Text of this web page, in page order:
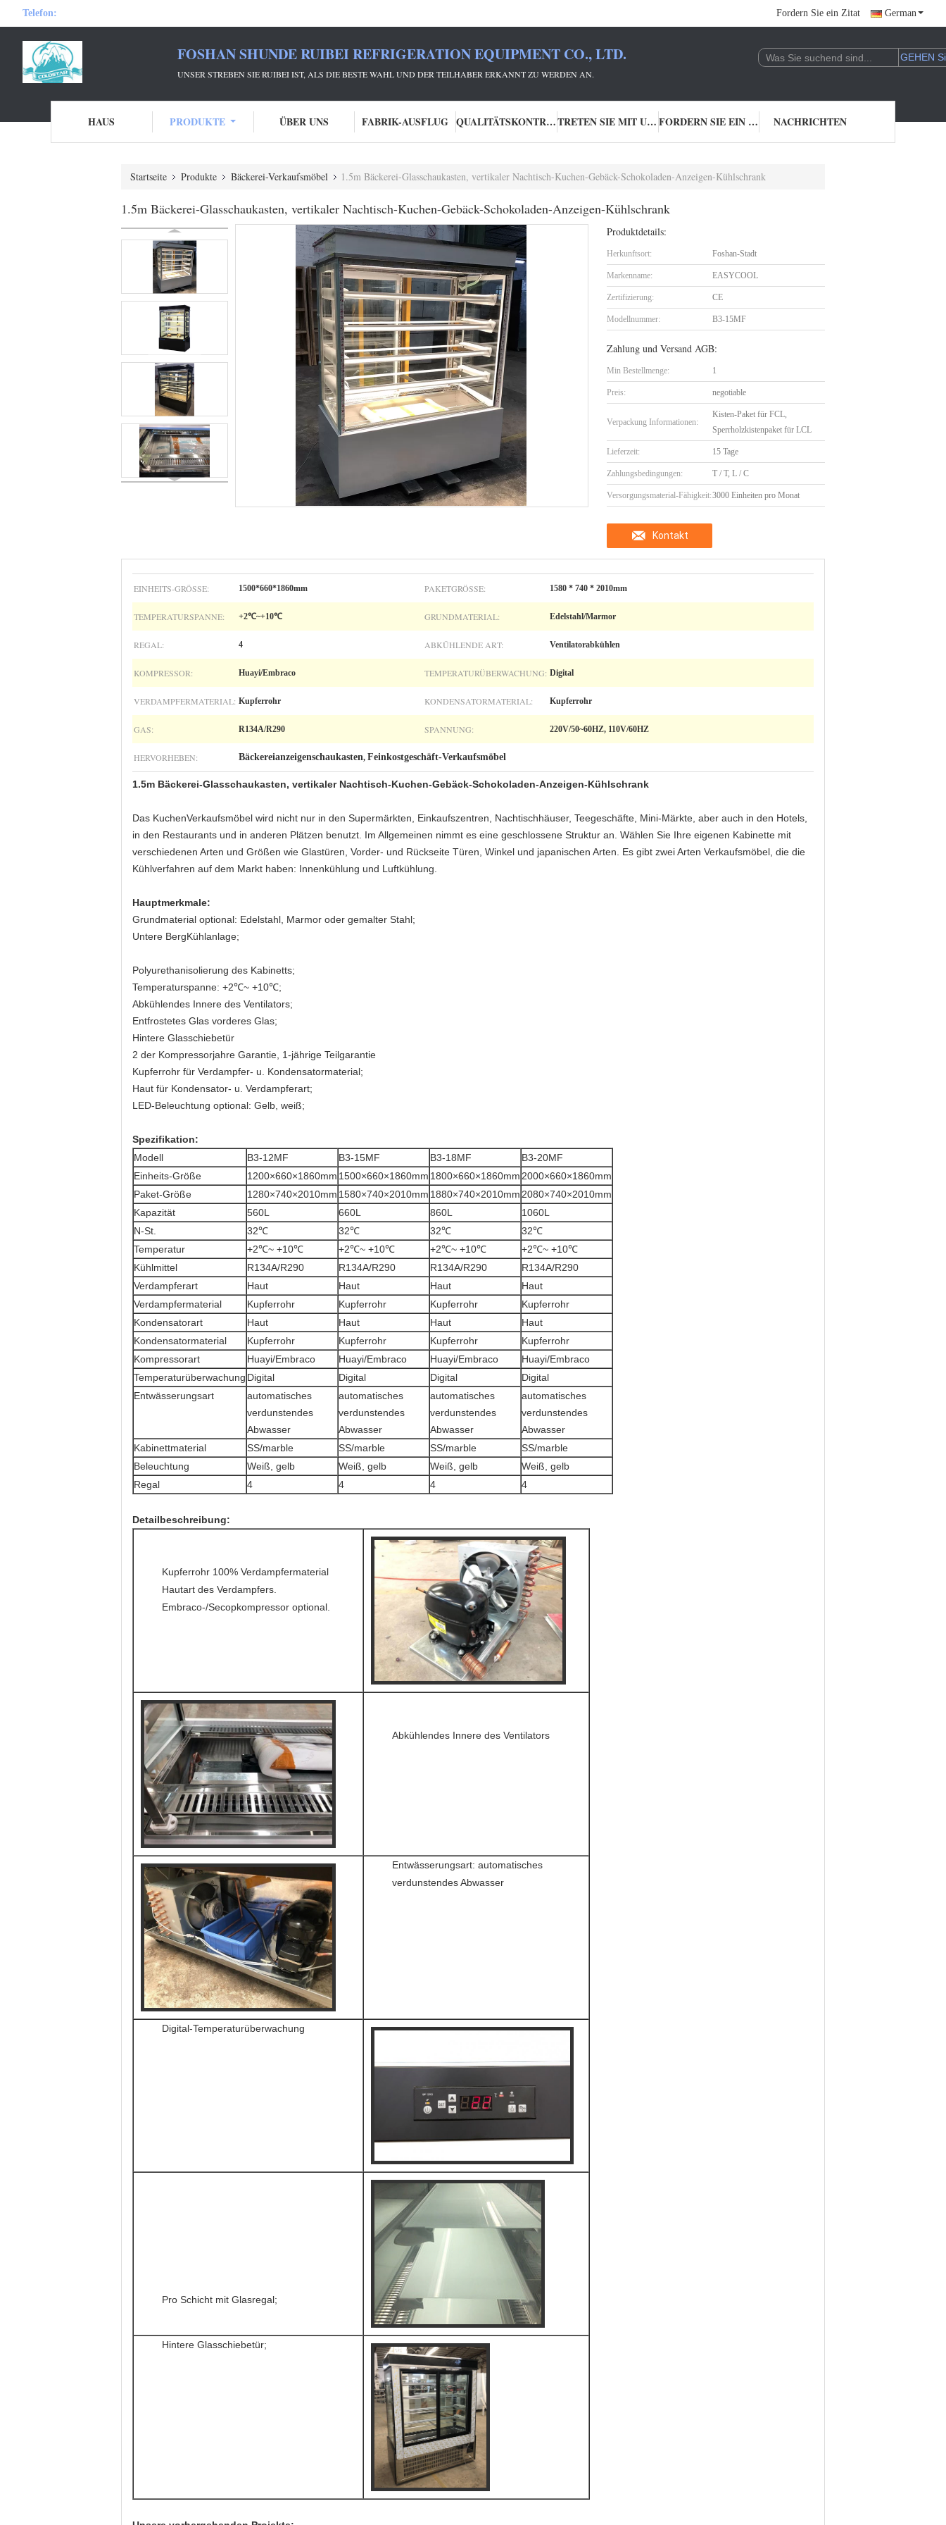
Telefon: Fordern Sie ein Zitat German
FOSHAN SHUNDE RUIBEI REFRIGERATION EQUIPMENT CO., LTD.
UNSER STREBEN SIE RUIBEI IST, ALS DIE BESTE WAHL UND DER TEILHABER ERKANNT ZU WERDEN AN.
HAUS PRODUKTE ÜBER UNS FABRIK-AUSFLUG QUALITÄTSKONTROLLE TRETEN SIE MIT UNS IN VERBINDUNG FORDERN SIE EIN ZITAT NACHRICHTEN
Startseite Produkte Bäckerei-Verkaufsmöbel 1.5m Bäckerei-Glasschaukasten, vertikaler Nachtisch-Kuchen-Gebäck-Schokoladen-Anzeigen-Kühlschrank
1.5m Bäckerei-Glasschaukasten, vertikaler Nachtisch-Kuchen-Gebäck-Schokoladen-Anzeigen-Kühlschrank
Produktdetails:
Herkunftsort: Foshan-Stadt
Markenname: EASYCOOL
Zertifizierung: CE
Modellnummer: B3-15MF
Zahlung und Versand AGB:
Min Bestellmenge: 1
Preis: negotiable
Verpackung Informationen:
Kisten-Paket für FCL,
Sperrholzkistenpaket für LCL
Lieferzeit: 15 Tage
Zahlungsbedingungen: T / T, L / C
Versorgungsmaterial-Fähigkeit:3000 Einheiten pro Monat
Kontakt
EINHEITS-GRÖSSE: 1500*660*1860mm PAKETGRÖSSE: 1580 * 740 * 2010mm
TEMPERATURSPANNE: +2℃~+10℃ GRUNDMATERIAL: Edelstahl/Marmor
REGAL: 4 ABKÜHLENDE ART: Ventilatorabkühlen
KOMPRESSOR: Huayi/Embraco TEMPERATURÜBERWACHUNG: Digital
VERDAMPFERMATERIAL: Kupferrohr KONDENSATORMATERIAL: Kupferrohr
GAS: R134A/R290 SPANNUNG: 220V/50~60HZ, 110V/60HZ
HERVORHEBEN: Bäckereianzeigenschaukasten, Feinkostgeschäft-Verkaufsmöbel
1.5m Bäckerei-Glasschaukasten, vertikaler Nachtisch-Kuchen-Gebäck-Schokoladen-Anzeigen-Kühlschrank
Das KuchenVerkaufsmöbel wird nicht nur in den Supermärkten, Einkaufszentren, Nachtischhäuser, Teegeschäfte, Mini-Märkte, aber auch in den Hotels,
in den Restaurants und in anderen Plätzen benutzt. Im Allgemeinen nimmt es eine geschlossene Struktur an. Wählen Sie Ihre eigenen Kabinette mit
verschiedenen Arten und Größen wie Glastüren, Vorder- und Rückseite Türen, Winkel und japanischen Arten. Es gibt zwei Arten Verkaufsmöbel, die die
Kühlverfahren auf dem Markt haben: Innenkühlung und Luftkühlung.
Hauptmerkmale:
Grundmaterial optional: Edelstahl, Marmor oder gemalter Stahl;
Untere BergKühlanlage;
Polyurethanisolierung des Kabinetts;
Temperaturspanne: +2℃~ +10℃;
Abkühlendes Innere des Ventilators;
Entfrostetes Glas vorderes Glas;
Hintere Glasschiebetür
2 der Kompressorjahre Garantie, 1-jährige Teilgarantie
Kupferrohr für Verdampfer- u. Kondensatormaterial;
Haut für Kondensator- u. Verdampferart;
LED-Beleuchtung optional: Gelb, weiß;
Spezifikation:
Modell
B3-12MF B3-15MF B3-18MF
B3-20MF
Einheits-Größe
1200×660×1860mm 1500×660×1860mm 1800×660×1860mm 2000×660×1860mm
Paket-Größe
1280×740×2010mm 1580×740×2010mm 1880×740×2010mm 2080×740×2010mm
Kapazität
560L 660L 860L
1060L
N-St.
32℃ 32℃ 32℃
32℃
Temperatur
+2℃~ +10℃ +2℃~ +10℃ +2℃~ +10℃
+2℃~ +10℃
Kühlmittel
R134A/R290 R134A/R290 R134A/R290
R134A/R290
Verdampferart
Haut Haut Haut
Haut
Verdampfermaterial
Kupferrohr Kupferrohr Kupferrohr
Kupferrohr
Kondensatorart
Haut Haut Haut
Haut
Kondensatormaterial
Kupferrohr Kupferrohr Kupferrohr
Kupferrohr
Kompressorart
Huayi/Embraco Huayi/Embraco Huayi/Embraco
Huayi/Embraco
Temperaturüberwachung Digital Digital Digital
Digital
Entwässerungsart
automatisches
verdunstendes
Abwasser
automatisches
verdunstendes
Abwasser
automatisches
verdunstendes
Abwasser
automatisches
verdunstendes
Abwasser
Kabinettmaterial
SS/marble SS/marble SS/marble
SS/marble
Beleuchtung
Weiß, gelb Weiß, gelb Weiß, gelb
Weiß, gelb
Regal
4 4 4 4
Detailbeschreibung:
Kupferrohr 100% Verdampfermaterial
Hautart des Verdampfers.
Embraco-/Secopkompressor optional.
Abkühlendes Innere des Ventilators
Entwässerungsart: automatisches
verdunstendes Abwasser
Digital-Temperaturüberwachung
Pro Schicht mit Glasregal;
Hintere Glasschiebetür;